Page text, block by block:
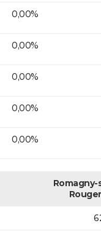
0,00%
0,00%
0,00%
0,00%
0,00%
Romagny-